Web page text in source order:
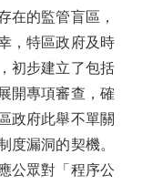
的監管盲區，
，特區政府及時
初步建立了包括
開專項審查，確
政府此舉不單關
度漏洞的契機。
公眾對「程序公